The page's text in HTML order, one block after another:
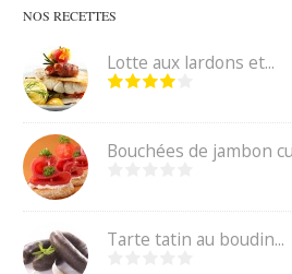
NOS RECETTES
Lotte aux lardons et...
Bouchées de jambon
Tarte tatin au boudin...